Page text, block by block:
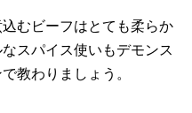
むビーフはとても柔らか
スパイス使いもデモンス
教わりましょう。